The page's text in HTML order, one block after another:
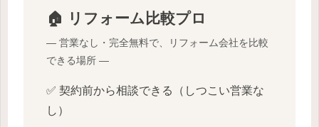
🏠 リフォーム比較プロ
― 営業なし・完全無料で、リフォーム会社を比較
できる場所 ―
✅ 契約前から相談できる（しつこい営業な
し）